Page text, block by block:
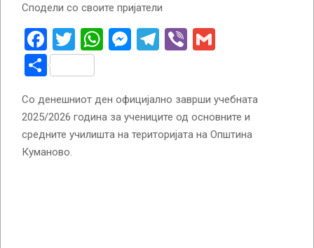
Сподели со своите пријатели
Facebook
Twitter
WhatsApp
Messenger
Telegram
Viber
Share
Со денешниот ден официјално заврши учебната
2025/2026 година за учениците од основните и
средните училишта на територијата на Општина
Куманово.